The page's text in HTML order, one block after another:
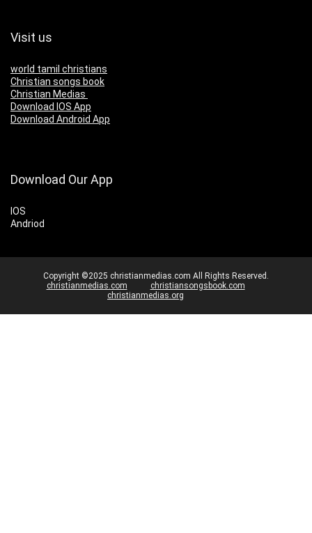
Visit us
world tamil christians
Christian songs book
Christian Medias
Download IOS App
Download Android App
Download Our App
IOS
Andriod
Copyright ©2025 christianmedias.com All Rights Reserved.
christianmedias.com
christiansongsbook.com
christianmedias.org